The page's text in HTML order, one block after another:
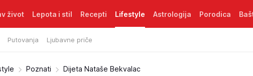
život Lepota i stil Recepti Lifestyle
Putovanja Ljubavne priče
Astrologija Porodica
Poznati Dijeta Nataše Bekvalac